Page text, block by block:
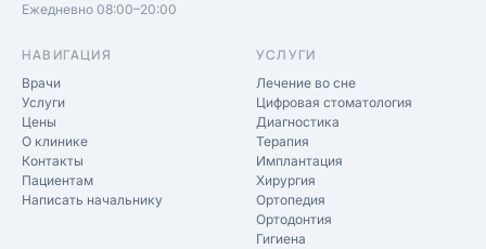
Ежедневно 08:00–20:00
НАВИГАЦИЯ
Врачи
Услуги
Цены
О клинике
Контакты
Пациентам
Написать начальнику
УСЛУГИ
Лечение во сне
Цифровая стоматология
Диагностика
Терапия
Имплантация
Хирургия
Ортопедия
Ортодонтия
Гигиена